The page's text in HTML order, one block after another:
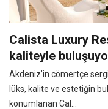
Calista Luxury
kaliteyle
Akdeniz’in cömertçe
lüks, kalite ve estetiğin
konumlanan Cal...